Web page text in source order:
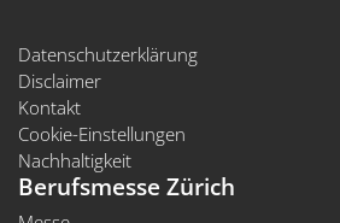
Datenschutzerklärung
Disclaimer
Kontakt
Cookie-Einstellungen
Nachhaltigkeit
Berufsmesse Zürich